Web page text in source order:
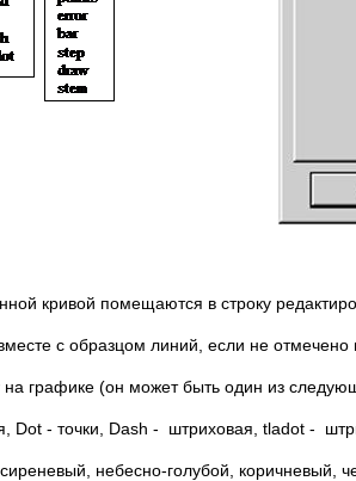
кривой помещаются в строку
с образцом линий, если не отмечено
графике (он может быть один из
Dot - точки, Dash - штриховая, tladot -
небесно-голубой, коричневый,